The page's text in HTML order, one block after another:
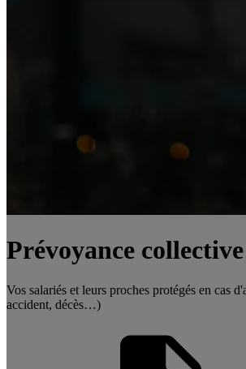
Prévoyance collective
Vos salariés et leurs proches protégés en cas
accident, décès…)